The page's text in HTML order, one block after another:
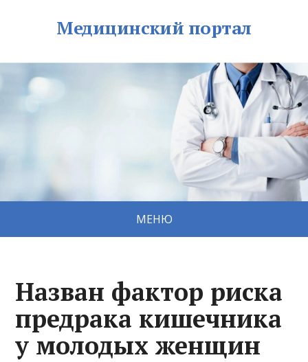
Медицинский портал
МЕНЮ
Назван фактор риска
предрака кишечника
у молодых женщин